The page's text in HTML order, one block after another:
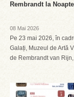
Rembrandt la
08 Mai 2026
Pe 23 mai 2026, în
Galați, Muzeul de Artă
de Rembrandt van